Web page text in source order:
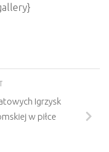
Igrzysk
w piłce